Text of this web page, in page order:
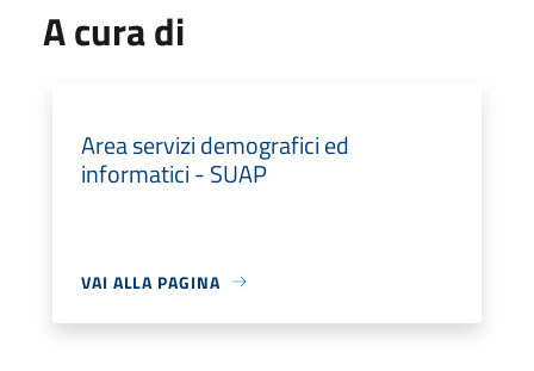
A cura di
Area servizi demografici ed
informatici - SUAP
VAI ALLA PAGINA